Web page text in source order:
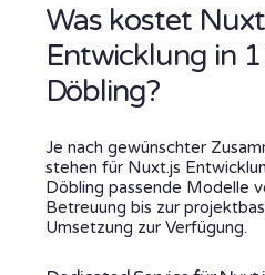
Was kostet
Entwicklung in
Döbling?
Je nach gewünschter
stehen für Nuxt.js
Döbling passende Modelle
Betreuung bis zur
Umsetzung zur Verfügung.